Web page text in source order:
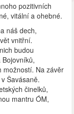
pozitivních
vitální a ohebné.
náš dech,
vnitřní.
budou
Bojovníků,
možností. Na závěr
Šavásaně.
činelků,
mantru ÓM,